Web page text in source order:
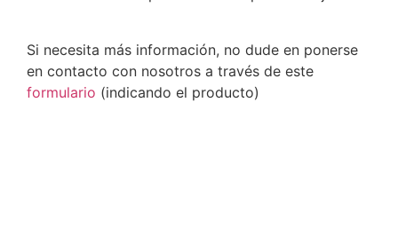
Si necesita más información, no dude en ponerse
en contacto con nosotros a través de este
formulario (indicando el producto)